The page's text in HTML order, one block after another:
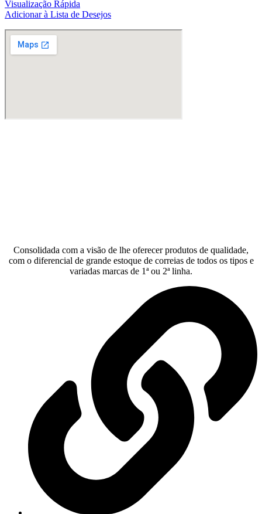
era:
R$15.983,40.R$14.530,36.
Visualização Rápida
Adicionar à Lista de Desejos
Consolidada com a visão de lhe oferecer produtos de qualidade,
com o diferencial de grande estoque de correias de todos os tipos e
variadas marcas de 1ª ou 2ª linha.